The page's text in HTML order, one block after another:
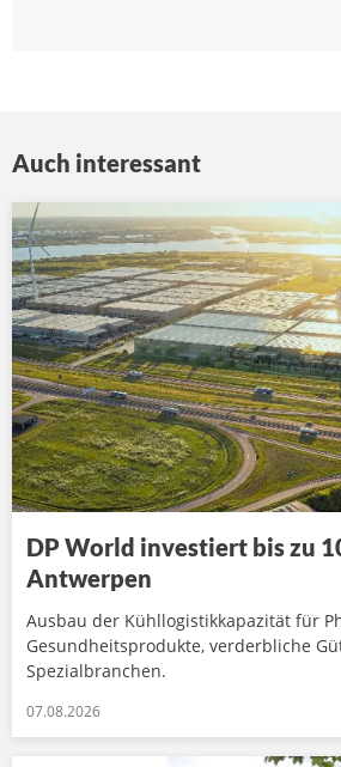
Auch interessant
DP World investiert bis zu
Antwerpen
Ausbau der Kühllogistikkapazität für
Gesundheitsprodukte, verderbliche
Spezialbranchen.
07.08.2026